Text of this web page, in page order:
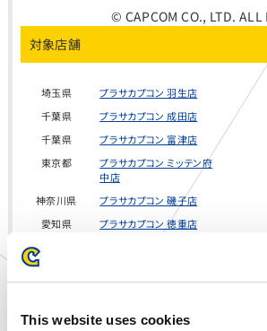
This website uses cookies
© CAPCOM CO., LTD. ALL
対象店舗
埼玉県
プラサカプコン 羽生店
千葉県
プラサカプコン 成田店
千葉県
プラサカプコン 富津店
東京都
プラサカプコン ミッテン府
中店
神奈川県
プラサカプコン 磯子店
愛知県
プラサカプコン 徳重店
高知県
プラサカプコン 高知店